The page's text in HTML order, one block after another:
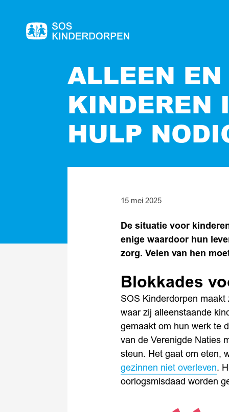
Naar
ALLEEN EN
KINDEREN
HULP
15 mei 2025
De situatie voor
enige waardoor hun
zorg. Velen van hen
Blokkades
SOS Kinderdorpen maakt
waar zij alleenstaande
gemaakt om hun werk te
van de Verenigde Naties
steun. Het gaat om eten,
gezinnen niet overleven.
oorlogsmisdaad worden